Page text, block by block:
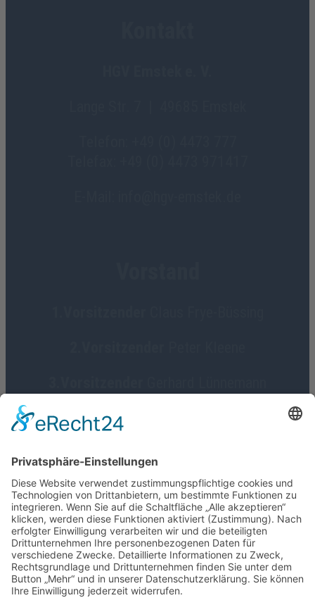
Geschäftsführerin
Social Media
HGV Emstek on Facebook
Impressum